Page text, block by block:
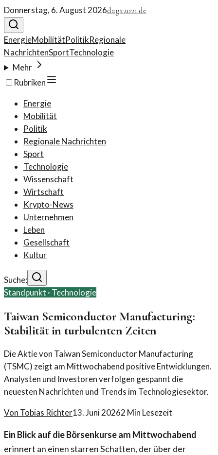
Donnerstag, 6. August 2026daga2021.de
EnergieMobilitätPolitikRegionale
NachrichtenSportTechnologie
Mehr
Rubriken
Energie
Mobilität
Politik
Regionale Nachrichten
Sport
Technologie
Wissenschaft
Wirtschaft
Krypto-News
Unternehmen
Leben
Gesellschaft
Kultur
Suche:
Standpunkt · Technologie
Taiwan Semiconductor Manufacturing:
Stabilität in turbulenten Zeiten
Die Aktie von Taiwan Semiconductor Manufacturing
(TSMC) zeigt am Mittwochabend positive Entwicklungen.
Analysten und Investoren verfolgen gespannt die
neuesten Nachrichten und Trends im Technologiesektor.
Von Tobias Richter13. Juni 20262 Min Lesezeit
Ein Blick auf die Börsenkurse am Mittwochabend
erinnert an einen starren Schatten, der über der